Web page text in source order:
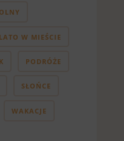
LATO W MIEŚCIE
PODRÓŻE
SŁOŃCE
WAKACJE